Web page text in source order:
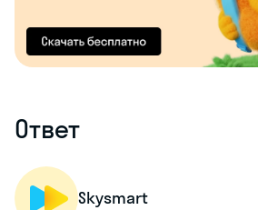
Ответ
Skysmart